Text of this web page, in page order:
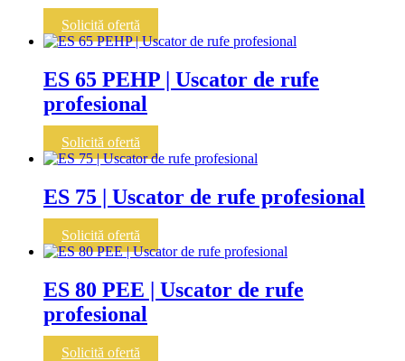
Solicită ofertă
ES 65 PEHP | Uscator de rufe
profesional
Solicită ofertă
ES 75 | Uscator de rufe profesional
Solicită ofertă
ES 80 PEE | Uscator de rufe
profesional
Solicită ofertă